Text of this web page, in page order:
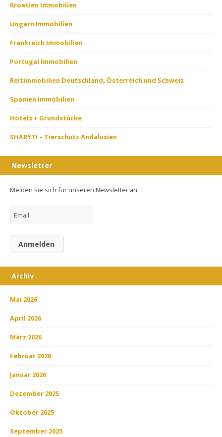
Kroatien Immobilien
Ungarn Immobilien
Frankreich Immobilien
Portugal Immobilien
Reitimmobilien Deutschland, Österreich und Schweiz
Spanien Immobilien
Hotels + Grundstücke
SHARYTI – Tierschutz Andalusien
Newsletter
Melden sie sich für unseren Newsletter an.
Archiv
Mai 2026
April 2026
März 2026
Februar 2026
Januar 2026
Dezember 2025
Oktober 2025
September 2025